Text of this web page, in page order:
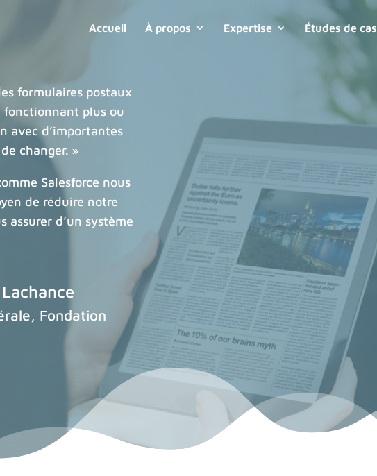
Accueil À propos Expertise Études de cas
formulaires postaux
fonctionnant plus ou
avec d’importantes
changer. »
Salesforce nous
de réduire notre
assurer d’un système
Fondation